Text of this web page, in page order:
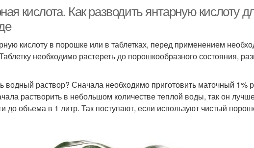
кислота. Как разводить янтарную кислоту
кислоту в порошке или в таблетках, перед применением
необходимо растереть до порошкообразного состояния,
водный раствор? Сначала необходимо приготовить маточный 1%
растворить в небольшом количестве теплой воды, так он
до объема в 1 литр. Так поступают, если используют чистый